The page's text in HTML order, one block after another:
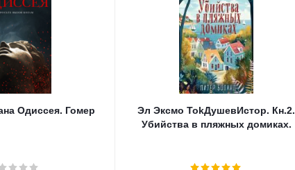
Одиссея. Гомер
Эл Эксмо TokДушевИстор. Кн.2.
Убийства в пляжных домиках.